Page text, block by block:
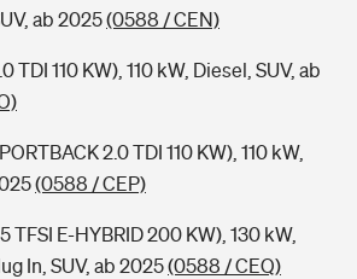
ab 2025(0588 / CEN)
TDI 110 KW), 110 kW, Diesel, SUV, ab
2.0 TDI 110 KW), 110 kW,
(0588 / CEP)
TFSI E-HYBRID 200 KW), 130 kW,
In, SUV, ab 2025(0588 / CEQ)